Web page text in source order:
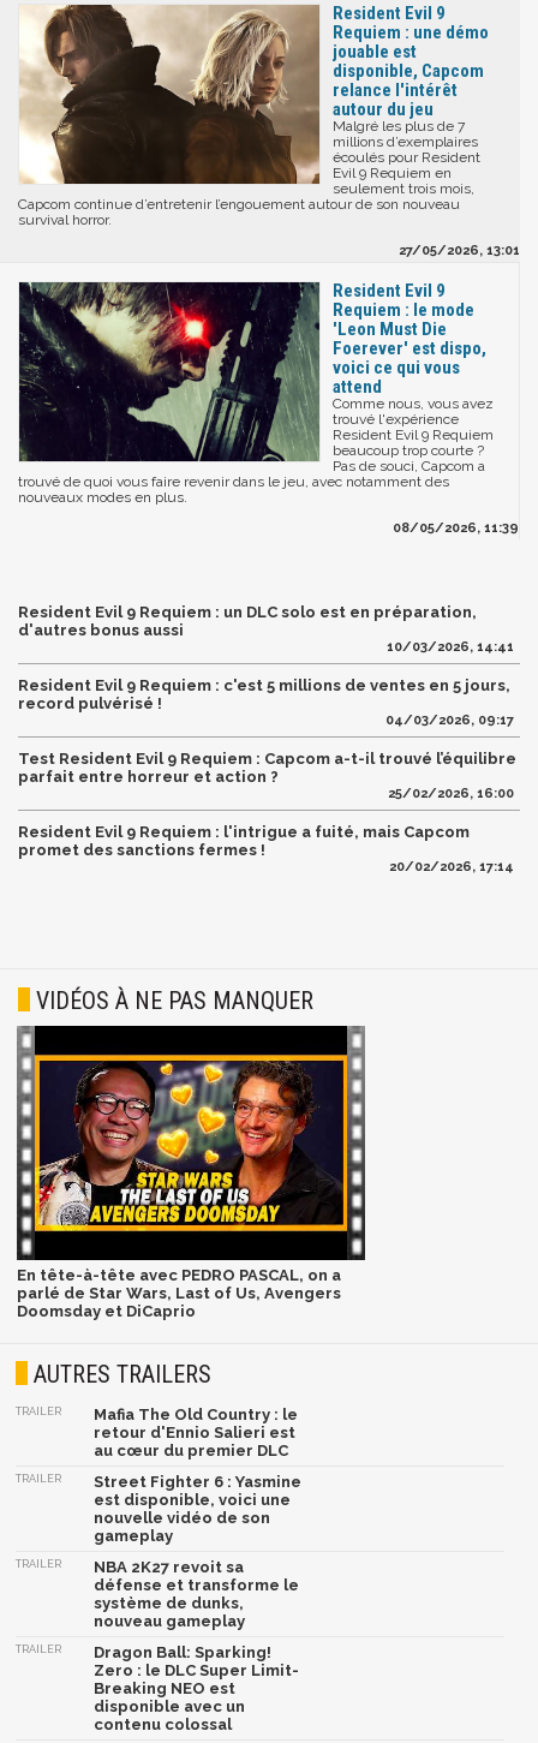
Resident Evil 9
Requiem : une démo
jouable est
disponible, Capcom
relance l'intérêt
autour du jeu
Malgré les plus de 7
millions d’exemplaires
écoulés pour Resident
Evil 9 Requiem en
seulement trois mois,
Capcom continue d’entretenir l’engouement autour de son nouveau
survival horror.
27/05/2026, 13:01
Resident Evil 9
Requiem : le mode
'Leon Must Die
Foerever' est dispo,
voici ce qui vous
attend
Comme nous, vous avez
trouvé l'expérience
Resident Evil 9 Requiem
beaucoup trop courte ?
Pas de souci, Capcom a
trouvé de quoi vous faire revenir dans le jeu, avec notamment des
nouveaux modes en plus.
08/05/2026, 11:39
Resident Evil 9 Requiem : un DLC solo est en préparation,
d'autres bonus aussi
10/03/2026, 14:41
Resident Evil 9 Requiem : c'est 5 millions de ventes en 5 jours,
record pulvérisé !
04/03/2026, 09:17
Test Resident Evil 9 Requiem : Capcom a-t-il trouvé l’équilibre
parfait entre horreur et action ?
25/02/2026, 16:00
Resident Evil 9 Requiem : l'intrigue a fuité, mais Capcom
promet des sanctions fermes !
20/02/2026, 17:14
VIDÉOS À NE PAS MANQUER
En tête-à-tête avec PEDRO PASCAL, on a
parlé de Star Wars, Last of Us, Avengers
Doomsday et DiCaprio
AUTRES TRAILERS
TRAILER
Mafia The Old Country : le
retour d'Ennio Salieri est
au cœur du premier DLC
TRAILER
Street Fighter 6 : Yasmine
est disponible, voici une
nouvelle vidéo de son
gameplay
TRAILER
NBA 2K27 revoit sa
défense et transforme le
système de dunks,
nouveau gameplay
TRAILER
Dragon Ball: Sparking!
Zero : le DLC Super Limit-
Breaking NEO est
disponible avec un
contenu colossal